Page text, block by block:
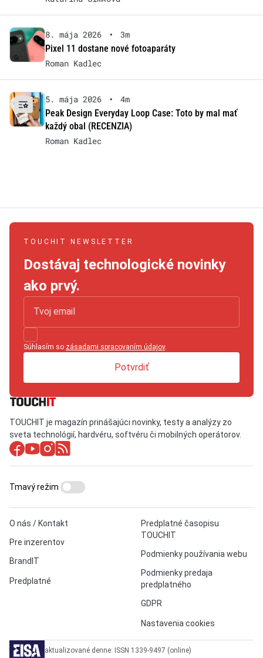
8. mája 2026 •
3m
Pixel 11 dostane nové fotoaparáty
Roman Kadlec
5. mája 2026 •
4m
Peak Design Everyday Loop Case: Toto by mal mať
každý obal (RECENZIA)
Roman Kadlec
TOUCHIT NEWSLETTER
Dostávaj technologické novinky
ako prvý.
Súhlasím so zásadami spracovaním údajov.
Potvrdiť
TOUCHIT je magazín prinášajúci novinky, testy a analýzy zo
sveta technológií, hardvéru, softvéru či mobilných operátorov.
O nás / Kontakt
Pre inzerentov
BrandIT
Predplatné
Predplatné časopisu
TOUCHIT
Podmienky používania webu
Podmienky predaja
predplatného
GDPR
Nastavenia cookies
Tmavý režim
aktualizované denne: ISSN 1339-9497 (online)